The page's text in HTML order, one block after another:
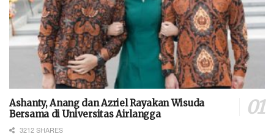
Ashanty, Anang dan Azriel Rayakan Wisuda
Bersama di Universitas Airlangga
3212 SHARES